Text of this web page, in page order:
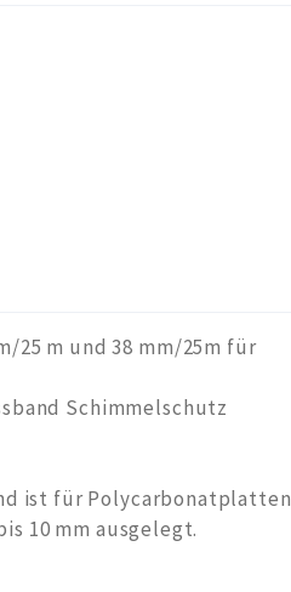
25 m und 38 mm/25m für
Schimmelschutz
ist für Polycarbonatplatten
10 mm ausgelegt.